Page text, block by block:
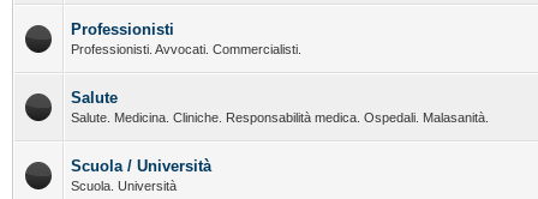
Professionisti
Professionisti. Avvocati. Commercialisti.
Salute
Salute. Medicina. Cliniche. Responsabilità medica. Ospedali. Malasanità.
Scuola / Università
Scuola. Università